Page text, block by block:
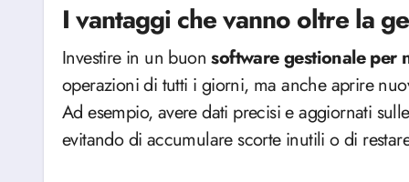
I vantaggi che vanno oltre la
Investire in un buonsoftware gestionale per
operazioni di tutti i giorni, ma anche aprire
Ad esempio, averedati precisi e aggiornati
evitando di accumulare scorte inutili o di